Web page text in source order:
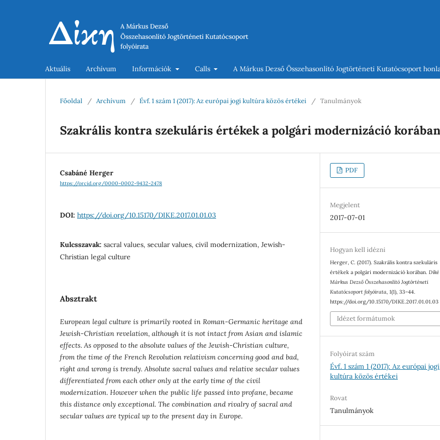
Aktuális Archívum Információk Calls A Márkus Dezső Összehasonlító Jogtörténeti Kutatócsoport
Főoldal / Archívum / Évf. 1 szám 1 (2017): Az európai jogi kultúra közös értékei / Tanulmányok
Szakrális kontra szekuláris értékek a polgári modernizáció korában
Csabáné Herger
https://orcid.org/0000-0002-9432-2478
DOI: https://doi.org/10.15170/DIKE.2017.01.01.03
Kulcsszavak: sacral values, secular values, civil modernization, Jewish-
Christian legal culture
Absztrakt
European legal culture is primarily rooted in Roman-Germanic heritage and
Jewish-Christian revelation, although it is not intact from Asian and islamic
effects. As opposed to the absolute values of the Jewish-Christian culture,
from the time of the French Revolution relativism concerning good and bad,
right and wrong is trendy. Absolute sacral values and relative secular values
differentiated from each other only at the early time of the civil
modernization. However when the public life passed into profane, became
this distance only exceptional. The combination and rivalry of sacral and
secular values are typical up to the present day in Europe.
PDF
Megjelent
2017-07-01
Hogyan kell idézni
Herger, C. (2017). Szakrális kontra szekuláris
értékek a polgári modernizáció korában.
Márkus Dezső Összehasonlító Jogtörténeti
Kutatócsoport folyóirata,1(1), 33–44.
https://doi.org/10.15170/DIKE.2017.01.01.03
Idézet formátumok
Folyóirat szám
Évf. 1 szám 1 (2017): Az európai jogi
kultúra közös értékei
Rovat
Tanulmányok